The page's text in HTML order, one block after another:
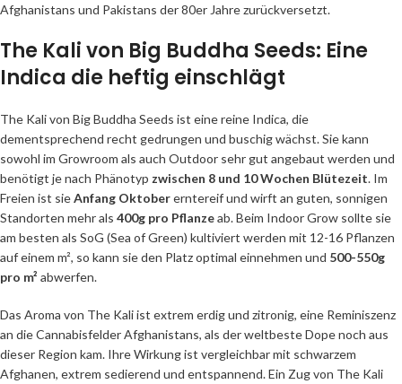
Afghanistans und Pakistans der 80er Jahre zurückversetzt.
The Kali von Big Buddha Seeds: Eine
Indica die heftig einschlägt
The Kali von Big Buddha Seeds ist eine reine Indica, die
dementsprechend recht gedrungen und buschig wächst. Sie kann
sowohl im Growroom als auch Outdoor sehr gut angebaut werden und
benötigt je nach Phänotyp zwischen 8 und 10 Wochen Blütezeit. Im
Freien ist sieAnfang Oktobererntereif und wirft an guten, sonnigen
Standorten mehr als 400g pro Pflanzeab. Beim Indoor Grow sollte sie
am besten als SoG (Sea of Green) kultiviert werden mit 12-16 Pflanzen
auf einem m², so kann sie den Platz optimal einnehmen und 500-550g
pro m² abwerfen.
Das Aroma von The Kali ist extrem erdig und zitronig, eine Reminiszenz
an die Cannabisfelder Afghanistans, als der weltbeste Dope noch aus
dieser Region kam. Ihre Wirkung ist vergleichbar mit schwarzem
Afghanen, extrem sedierend und entspannend. Ein Zug von The Kali